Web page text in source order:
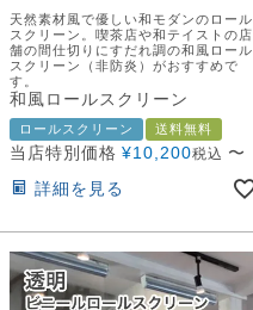
天然素材風で優しい和モダンのロール
スクリーン。喫茶店や和テイストの店
舗の間仕切りにすだれ調の和風ロール
スクリーン（非防炎）がおすすめで
す。
和風ロールスクリーン
ロールスクリーン 送料無料
当店特別価格 ¥10,200税込 〜
詳細を見る